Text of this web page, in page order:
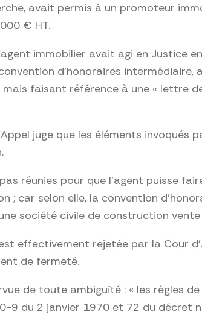
avait permis à un promoteur
€ HT.
immobilier avait agi en Justice
d’honoraires
faisant référence à une « lettre
juge que les éléments invoqués
réunies pour que l’agent puisse
; car selon elle, la convention
société civile de construction
effectivement rejetée par la Cour
de fermeté.
de toute ambiguïté : « les règles
9 du 2 janvier 1970 et 72 du